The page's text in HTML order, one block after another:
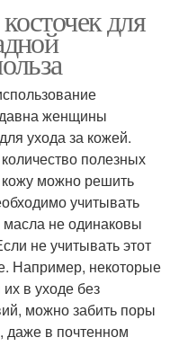
от прыщей
от морщин
для
женщины
ухода за кожей.
полезных
кожу можно решить
учитывать
масла не одинаковы
не учитывать этот
Например, некоторые
в уходе без
можно забить поры
даже в почтенном